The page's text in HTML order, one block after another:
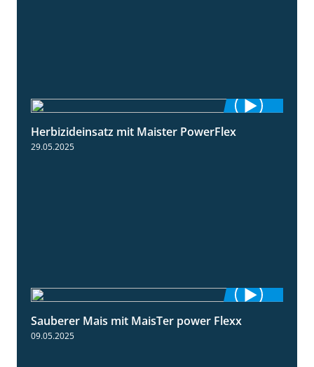
Herbizideinsatz mit Maister PowerFlex
29.05.2025
2:26
Sauberer Mais mit MaisTer power Flexx
09.05.2025